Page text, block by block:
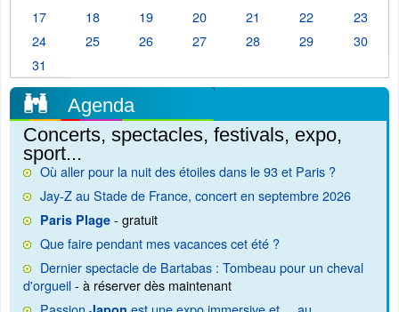
17
18 19 20 21 22
23
24
25 26 27 28 29
30
31
Agenda
Concerts, spectacles, festivals, expo,
sport...
Où aller pour la nuit des étoiles dans le 93 et Paris ?
Jay-Z au Stade de France, concert en septembre 2026
Paris Plage - gratuit
Que faire pendant mes vacances cet été ?
Dernier spectacle de Bartabas : Tombeau pour un cheval
d'orgueil- à réserver dès maintenant